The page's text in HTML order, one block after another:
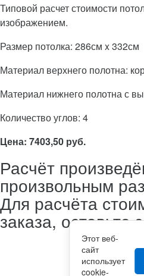
Этот веб-
сайт
использует
cookie-
Типовой расчет стоимости
изображением.
Размер потолка: 286см x 332см
Материал верхнего полотна:
Материал нижнего полотна с
Количество углов: 4
Цена: 7403,50 руб.
Расчёт
произвольным
Для расчёта
заказа, оставьте